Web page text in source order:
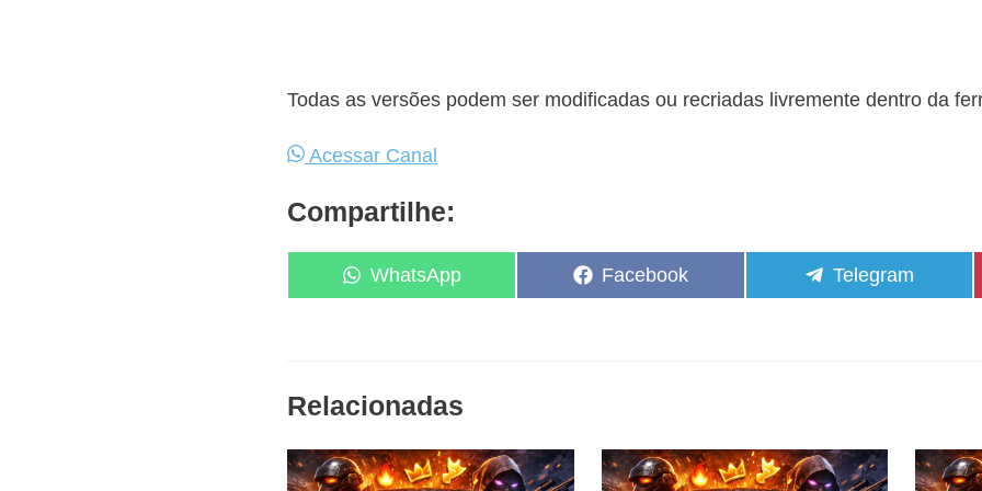
Todas as versões podem ser modificadas ou recriadas livremente dentro da
Acessar Canal
Compartilhe:
Share
on
WhatsApp
Share
on
Facebook
Share
on
Telegram
Relacionadas